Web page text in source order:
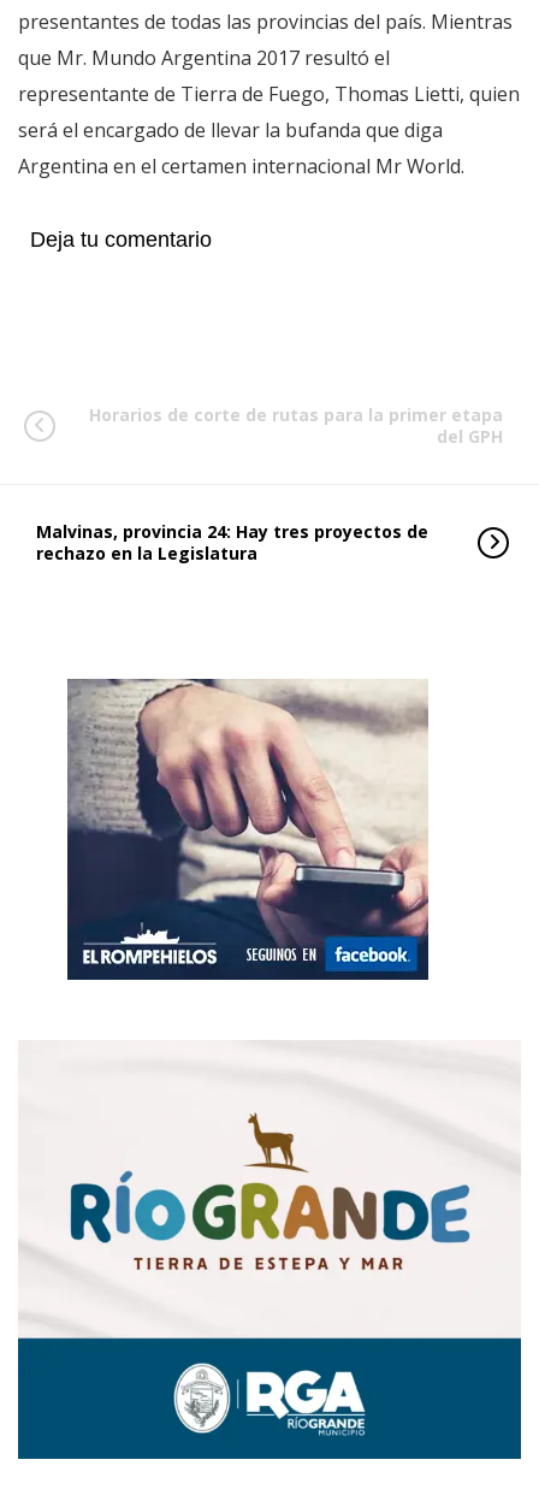
presentantes de todas las provincias del país. Mientras
que Mr. Mundo Argentina 2017 resultó el
representante de Tierra de Fuego, Thomas Lietti, quien
será el encargado de llevar la bufanda que diga
Argentina en el certamen internacional Mr World.
Deja tu comentario
Horarios de corte de rutas para la primer etapa
del GPH
Malvinas, provincia 24: Hay tres proyectos de
rechazo en la Legislatura